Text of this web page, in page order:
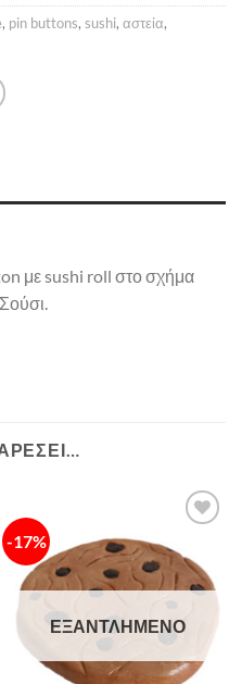
, pin buttons, sushi, αστεία,
με sushi roll στο σχήμα
-17%
στην λίστα
επιθυμιών
ΕΞΑΝΤΛΗΜΈΝΟ